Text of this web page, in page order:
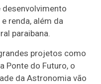
renda, além da
paraibana.
projetos como
Ponte do Futuro, o
da Astronomia vão